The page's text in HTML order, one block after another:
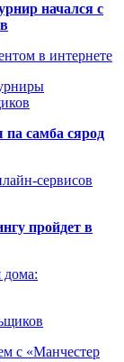
начался с
в интернете
па самба сярод
сервисов
пройдет в
дома:
с «Манчестер